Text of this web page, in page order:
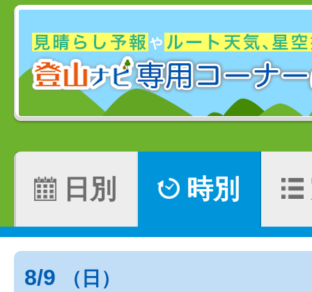
日別 時別
8/9 （日）